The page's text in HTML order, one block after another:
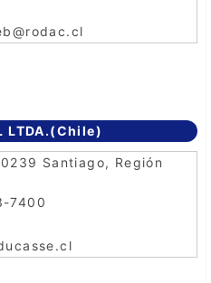
LTDA.(Chile)
Santiago, Región
7400